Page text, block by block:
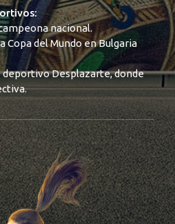
nacional.
Copa del Mundo en Bulgaria
deportivo Desplazarte, donde